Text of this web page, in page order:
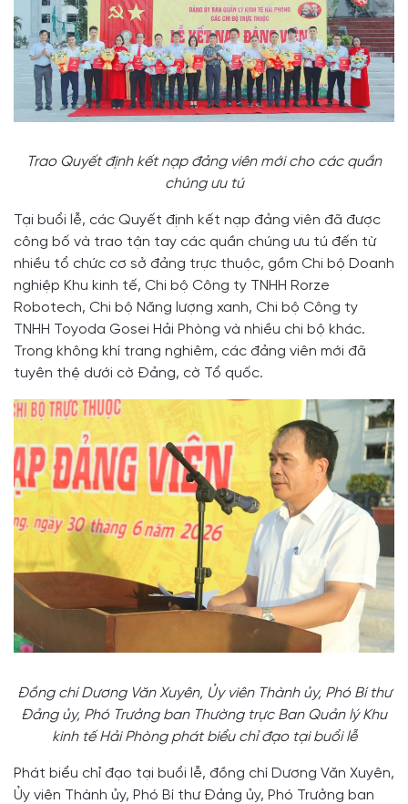
Trao Quyết định kết nạp đảng viên mới cho các quần
chúng ưu tú
Tại buổi lễ, các Quyết định kết nạp đảng viên đã được
công bố và trao tận tay các quần chúng ưu tú đến từ
nhiều tổ chức cơ sở đảng trực thuộc, gồm Chi bộ Doanh
nghiệp Khu kinh tế, Chi bộ Công ty TNHH Rorze
Robotech, Chi bộ Năng lượng xanh, Chi bộ Công ty
TNHH Toyoda Gosei Hải Phòng và nhiều chi bộ khác.
Trong không khí trang nghiêm, các đảng viên mới đã
tuyên thệ dưới cờ Đảng, cờ Tổ quốc.
Đồng chí Dương Văn Xuyên, Ủy viên Thành ủy, Phó Bí thư
Đảng ủy, Phó Trưởng ban Thường trực Ban Quản lý Khu
kinh tế Hải Phòng phát biểu chỉ đạo tại buổi lễ
Phát biểu chỉ đạo tại buổi lễ, đồng chí Dương Văn Xuyên,
Ủy viên Thành ủy, Phó Bí thư Đảng ủy, Phó Trưởng ban